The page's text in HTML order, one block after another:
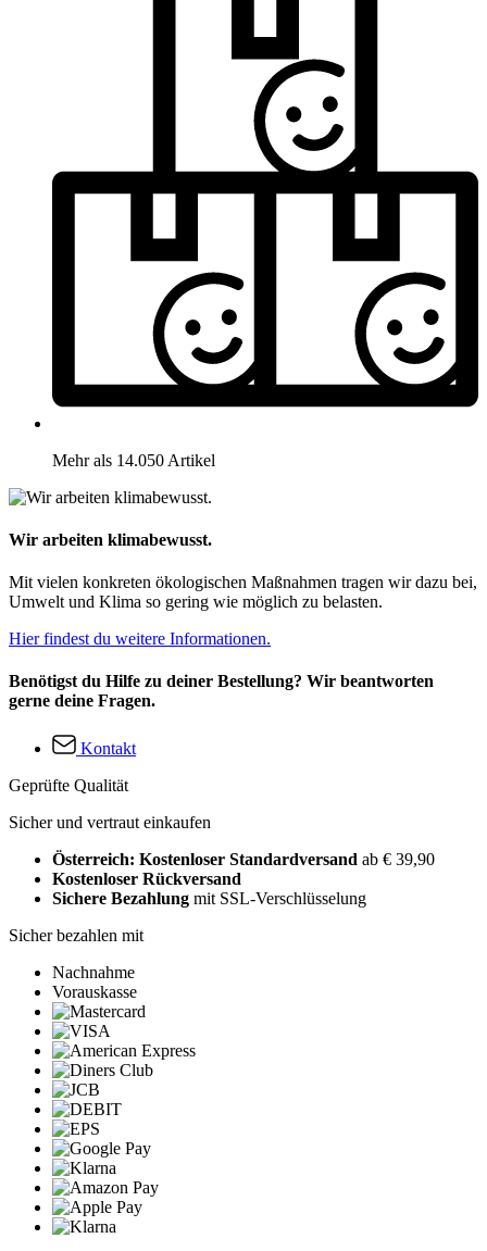
Mehr als 14.050 Artikel
Wir arbeiten klimabewusst.
Mit vielen konkreten ökologischen Maßnahmen tragen wir dazu bei,
Umwelt und Klima so gering wie möglich zu belasten.
Hier findest du weitere Informationen.
Benötigst du Hilfe zu deiner Bestellung? Wir beantworten
gerne deine Fragen.
Kontakt
Geprüfte Qualität
Sicher und vertraut einkaufen
Österreich: Kostenloser Standardversand ab € 39,90
Kostenloser Rückversand
Sichere Bezahlung mit SSL-Verschlüsselung
Sicher bezahlen mit
Nachnahme
Vorauskasse